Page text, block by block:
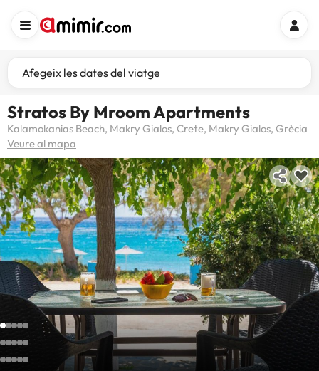
Afegeix les dates del viatge
Stratos By Mroom Apartments
Kalamokanias Beach, Makry Gialos, Crete, Makry Gialos, Grècia
Veure al mapa